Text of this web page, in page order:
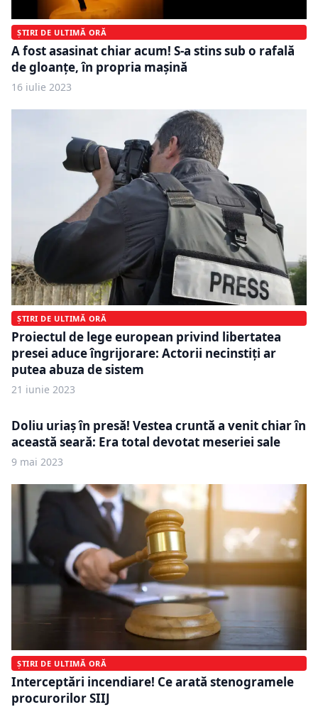
ȘTIRI DE ULTIMĂ ORĂ
A fost asasinat chiar acum! S-a stins sub o rafală
de gloanţe, în propria maşină
16 iulie 2023
ȘTIRI DE ULTIMĂ ORĂ
Proiectul de lege european privind libertatea
presei aduce îngrijorare: Actorii necinstiţi ar
putea abuza de sistem
21 iunie 2023
Doliu uriaș în presă! Vestea cruntă a venit chiar în
această seară: Era total devotat meseriei sale
9 mai 2023
ȘTIRI DE ULTIMĂ ORĂ
Interceptări incendiare! Ce arată stenogramele
procurorilor SIIJ